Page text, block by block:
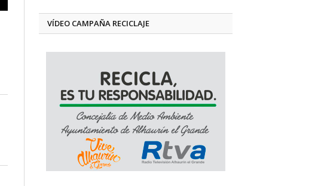
VÍDEO CAMPAÑA RECICLAJE